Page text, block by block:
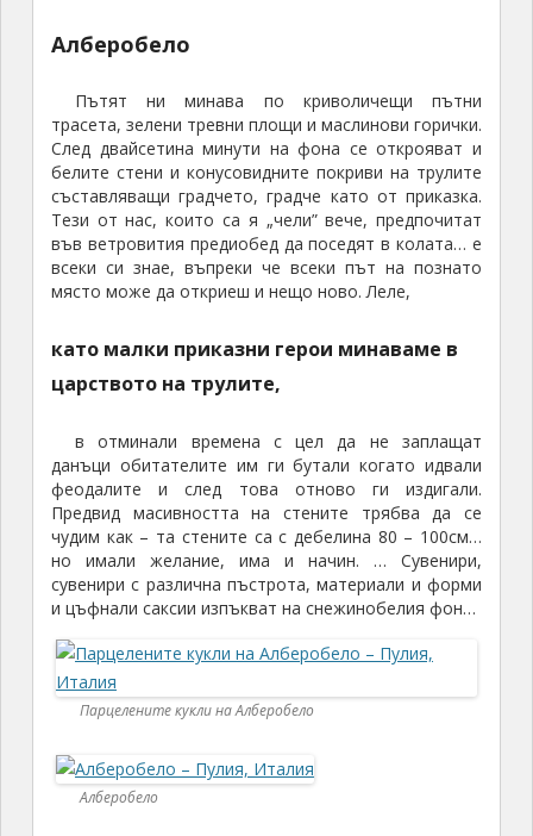
Алберобело
Пътят ни минава по криволичещи пътни
трасета, зелени тревни площи и маслинови горички.
След двайсетина минути на фона се открояват и
белите стени и конусовидните покриви на трулите
съставляващи градчето, градче като от приказка.
Тези от нас, които са я „чели” вече, предпочитат
във ветровития предиобед да поседят в колата… е
всеки си знае, въпреки че всеки път на познато
място може да откриеш и нещо ново. Леле,
като малки приказни герои минаваме в
царството на трулите,
в отминали времена с цел да не заплащат
данъци обитателите им ги бутали когато идвали
феодалите и след това отново ги издигали.
Предвид масивността на стените трябва да се
чудим как – та стените са с дебелина 80 – 100см…
но имали желание, има и начин. … Сувенири,
сувенири с различна пъстрота, материали и форми
и цъфнали саксии изпъкват на снежинобелия фон…
Парцелените кукли на Алберобело
Алберобело